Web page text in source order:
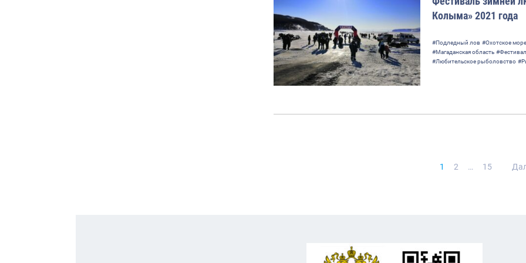
Колыма» 2021 года
#Подледный лов #Охотское море
#Магаданская область
#Любительское рыболовство
1 2 … 15